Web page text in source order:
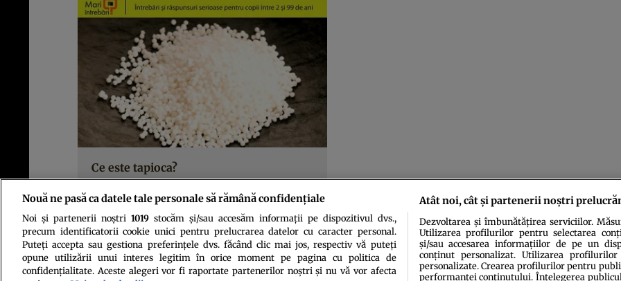
Ce este tapioca?
Nouă ne pasă ca datele tale personale să rămână confidențiale
Noi și partenerii noștri 1019stocăm și/sau accesăm informații pe dispozitivul dvs.,
precum identificatorii cookie unici pentru prelucrarea datelor cu caracter personal.
Puteți accepta sau gestiona preferințele dvs. făcând clic mai jos, respectiv vă puteți
opune utilizării unui interes legitim în orice moment pe pagina cu politica de
confidențialitate. Aceste alegeri vor fi raportate partenerilor noștri și nu vă vor afecta
Atât noi, cât și partenerii noștri
Dezvoltarea și îmbunătățirea serviciilor.
Utilizarea profilurilor pentru selectarea
și/sau accesarea informațiilor de pe un
conținut personalizat. Utilizarea
personalizate. Crearea profilurilor pentru
performanței conținutului. Înțelegerea